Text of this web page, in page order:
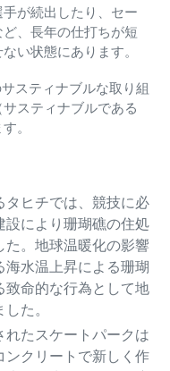
が続出したり、セー
、長年の仕打ちが短
い状態にあります。
スティナブルな取り組
スティナブルである
。
ヒチでは、競技に必
により珊瑚礁の住処
。地球温暖化の影響
水温上昇による珊瑚
命的な行為として地
た。
たスケートパークは
クリートで新しく作